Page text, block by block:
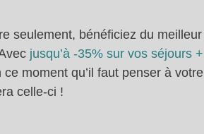
seulement, bénéficiez du
jusqu’à -35% sur vos séjours
ce moment qu’il faut penser à
celle-ci !